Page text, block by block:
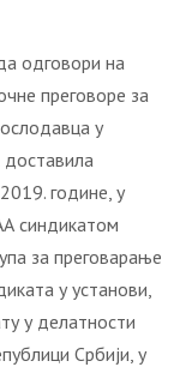
одговори на
преговоре за
у
доставила
године, у
синдикатом
за преговарање
у установи,
у делатности
Србији, у